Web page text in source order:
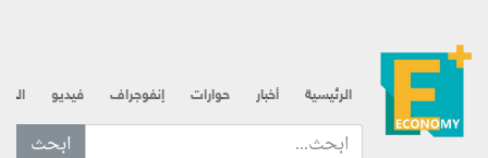
الرئيسية أخبار حوارات إنفوجراف فيديو
ابحث عن... :